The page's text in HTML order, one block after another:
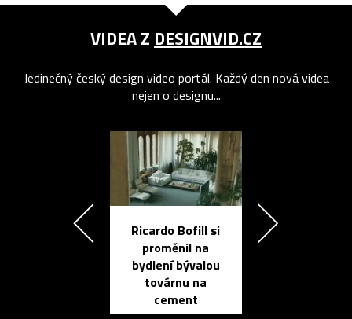
VIDEA Z DESIGNVID.CZ
Jedinečný český design video portál. Každý den nová videa
nejen o designu...
Ricardo Bofill si
proměnil na
bydlení bývalou
továrnu na
cement